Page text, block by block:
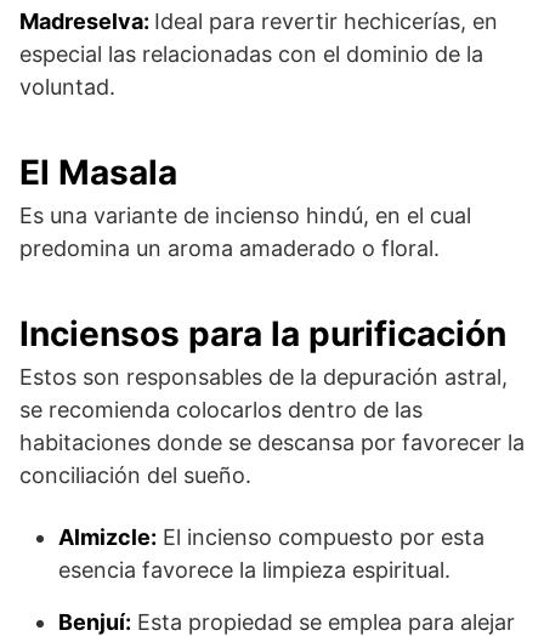
Madreselva: Ideal para revertir hechicerías, en
especial las relacionadas con el dominio de la
voluntad.
El Masala
Es una variante de incienso hindú, en el cual
predomina un aroma amaderado o floral.
Inciensos para la purificación
Estos son responsables de la depuración astral,
se recomienda colocarlos dentro de las
habitaciones donde se descansa por favorecer la
conciliación del sueño.
Almizcle: El incienso compuesto por esta
esencia favorece la limpieza espiritual.
Benjuí: Esta propiedad se emplea para alejar